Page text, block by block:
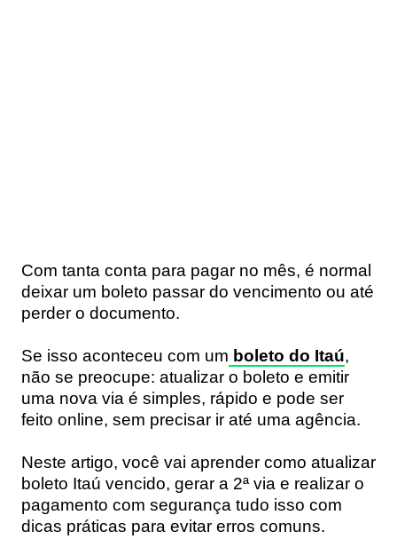
Com tanta conta para pagar no mês, é normal
deixar um boleto passar do vencimento ou até
perder o documento.
Se isso aconteceu com um boleto do Itaú,
não se preocupe: atualizar o boleto e emitir
uma nova via é simples, rápido e pode ser
feito online, sem precisar ir até uma agência.
Neste artigo, você vai aprender como atualizar
boleto Itaú vencido, gerar a 2ª via e realizar o
pagamento com segurança tudo isso com
dicas práticas para evitar erros comuns.